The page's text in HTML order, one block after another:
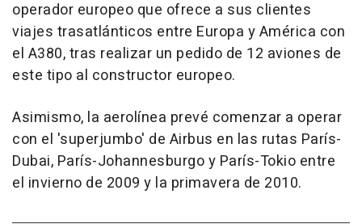
operador europeo que ofrece a sus clientes
viajes trasatlánticos entre Europa y América con
el A380, tras realizar un pedido de 12 aviones de
este tipo al constructor europeo.
Asimismo, la aerolínea prevé comenzar a operar
con el 'superjumbo' de Airbus en las rutas París-
Dubai, París-Johannesburgo y París-Tokio entre
el invierno de 2009 y la primavera de 2010.